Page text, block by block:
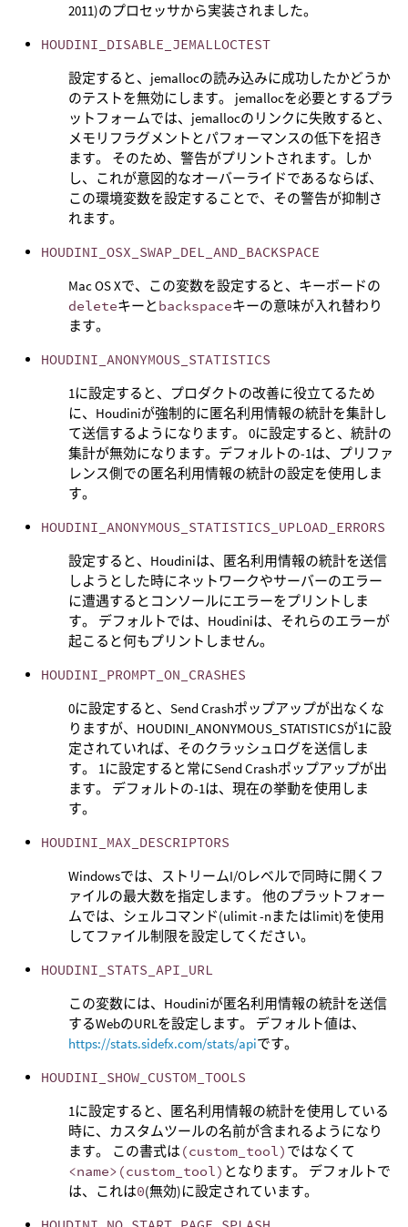
2011)のプロセッサから実装されました。
HOUDINI_DISABLE_JEMALLOCTEST
設定すると、jemallocの読み込みに成功したかどうか
のテストを無効にします。 jemallocを必要とするプラ
ットフォームでは、jemallocのリンクに失敗すると、
メモリフラグメントとパフォーマンスの低下を招き
ます。 そのため、警告がプリントされます。しか
し、これが意図的なオーバーライドであるならば、
この環境変数を設定することで、その警告が抑制さ
れます。
HOUDINI_OSX_SWAP_DEL_AND_BACKSPACE
Mac OS Xで、この変数を設定すると、キーボードの
deleteキーと backspaceキーの意味が入れ替わり
ます。
HOUDINI_ANONYMOUS_STATISTICS
1に設定すると、プロダクトの改善に役立てるため
に、Houdiniが強制的に匿名利用情報の統計を集計し
て送信するようになります。 0に設定すると、統計の
集計が無効になります。デフォルトの-1は、プリファ
レンス側での匿名利用情報の統計の設定を使用しま
す。
HOUDINI_ANONYMOUS_STATISTICS_UPLOAD_ERRORS
設定すると、Houdiniは、匿名利用情報の統計を送信
しようとした時にネットワークやサーバーのエラー
に遭遇するとコンソールにエラーをプリントしま
す。 デフォルトでは、Houdiniは、それらのエラーが
起こると何もプリントしません。
HOUDINI_PROMPT_ON_CRASHES
0に設定すると、Send Crashポップアップが出なくな
りますが、HOUDINI_ANONYMOUS_STATISTICSが1に設
定されていれば、そのクラッシュログを送信しま
す。 1に設定すると常にSend Crashポップアップが出
ます。 デフォルトの-1は、現在の挙動を使用しま
す。
HOUDINI_MAX_DESCRIPTORS
Windowsでは、ストリームI/Oレベルで同時に開くフ
ァイルの最大数を指定します。 他のプラットフォー
ムでは、シェルコマンド(ulimit -nまたはlimit)を使用
してファイル制限を設定してください。
HOUDINI_STATS_API_URL
この変数には、Houdiniが匿名利用情報の統計を送信
するWebのURLを設定します。 デフォルト値は、
https://stats.sidefx.com/stats/apiです。
HOUDINI_SHOW_CUSTOM_TOOLS
1に設定すると、匿名利用情報の統計を使用している
時に、カスタムツールの名前が含まれるようになり
ます。 この書式は (custom_tool) ではなくて
<name>(custom_tool) となります。 デフォルトで
は、これは0(無効)に設定されています。